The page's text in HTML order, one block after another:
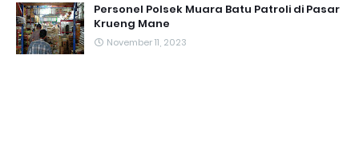
Personel Polsek Muara Batu Patroli di Pasar
Krueng Mane
November 11, 2023